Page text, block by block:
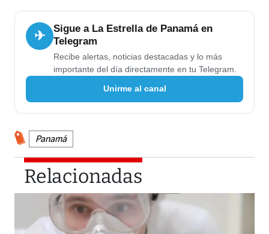
✈
Sigue a La Estrella de Panamá en
Telegram
Recibe alertas, noticias destacadas y lo más
importante del día directamente en tu Telegram.
Unirme al canal
Panamá
Relacionadas